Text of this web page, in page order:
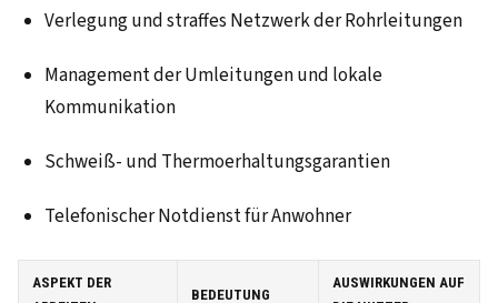
Verlegung und straffes Netzwerk der Rohrleitungen
Management der Umleitungen und lokale
Kommunikation
Schweiß- und Thermoerhaltungsgarantien
Telefonischer Notdienst für Anwohner
ASPEKT DER
BEDEUTUNG
AUSWIRKUNGEN AUF